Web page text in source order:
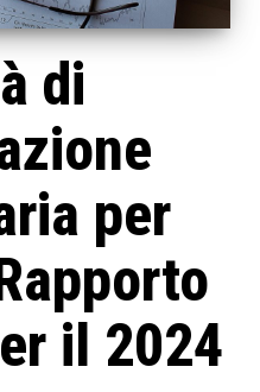
di
per
il 2024